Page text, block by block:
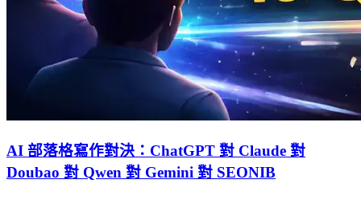
AI 部落格寫作對決：ChatGPT 對 Claude 對
Doubao 對 Qwen 對 Gemini 對 SEONIB